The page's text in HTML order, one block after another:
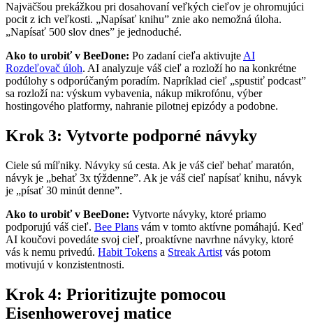
Najväčšou prekážkou pri dosahovaní veľkých cieľov je ohromujúci
pocit z ich veľkosti. „Napísať knihu” znie ako nemožná úloha.
„Napísať 500 slov dnes” je jednoduché.
Ako to urobiť v BeeDone: Po zadaní cieľa aktivujteAI
Rozdeľovač úloh. AI analyzuje váš cieľ a rozloží ho na konkrétne
podúlohy s odporúčaným poradím. Napríklad cieľ „spustiť podcast”
sa rozloží na: výskum vybavenia, nákup mikrofónu, výber
hostingového platformy, nahranie pilotnej epizódy a podobne.
Krok 3: Vytvorte podporné návyky
Ciele sú míľniky. Návyky sú cesta. Ak je váš cieľ behať maratón,
návyk je „behať 3x týždenne”. Ak je váš cieľ napísať knihu, návyk
je „písať 30 minút denne”.
Ako to urobiť v BeeDone: Vytvorte návyky, ktoré priamo
podporujú váš cieľ. Bee Plans vám v tomto aktívne pomáhajú. Keď
AI koučovi povedáte svoj cieľ, proaktívne navrhne návyky, ktoré
vás k nemu privedú. Habit Tokens a Streak Artist vás potom
motivujú v konzistentnosti.
Krok 4: Prioritizujte pomocou
Eisenhowerovej matice